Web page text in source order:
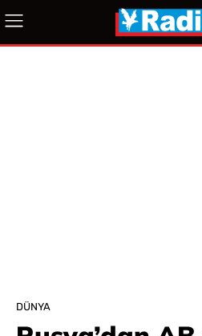
DÜNYA